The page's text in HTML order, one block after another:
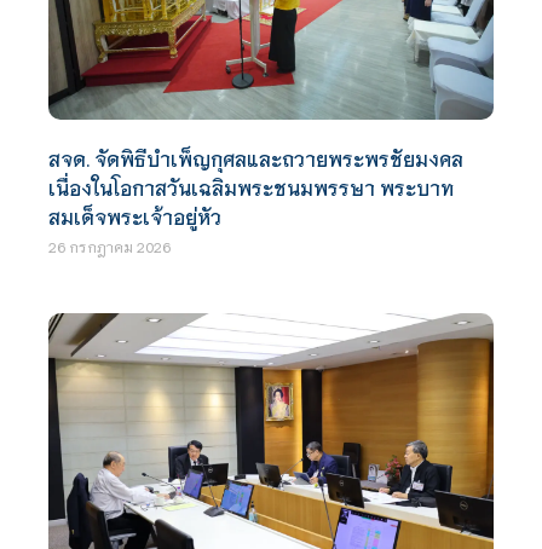
สจด. จัดพิธีบำเพ็ญกุศลและถวายพระพรชัยมงคล
เนื่องในโอกาสวันเฉลิมพระชนมพรรษา พระบาท
สมเด็จพระเจ้าอยู่หัว
26 กรกฎาคม 2026